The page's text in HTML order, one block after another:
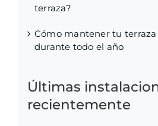
terraza?
Cómo mantener tu
durante todo el año
Últimas
recientemente